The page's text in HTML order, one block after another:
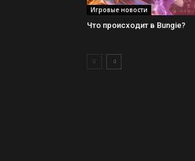
Игровые новости
Что происходит в Bungie?